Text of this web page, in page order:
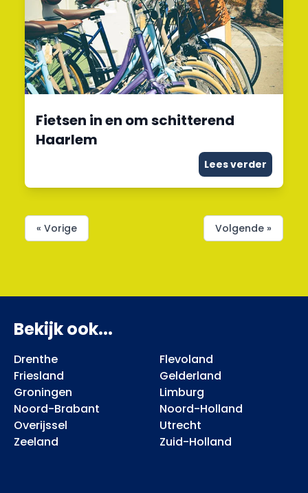
Fietsen in en om schitterend
Haarlem
Lees verder
« Vorige Volgende »
Bekijk ook...
Drenthe
Flevoland
Friesland
Gelderland
Groningen
Limburg
Noord-Brabant
Noord-Holland
Overijssel
Utrecht
Zeeland
Zuid-Holland